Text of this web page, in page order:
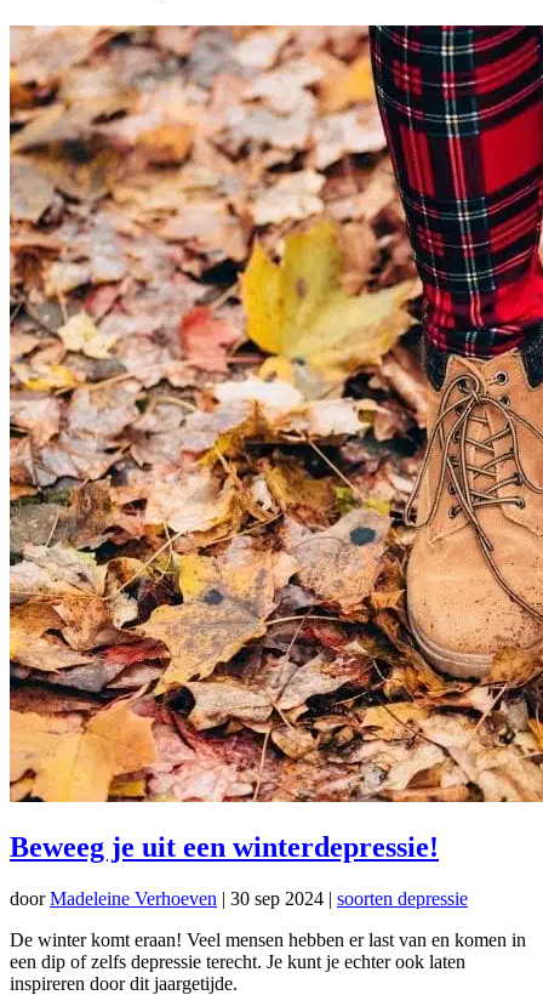
Beweeg je uit een winterdepressie!
doorMadeleine Verhoeven | 30 sep 2024 | soorten depressie
De winter komt eraan! Veel mensen hebben er last van en komen in
een dip of zelfs depressie terecht. Je kunt je echter ook laten
inspireren door dit jaargetijde.